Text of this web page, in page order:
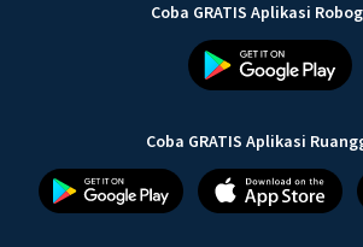
Coba GRATIS Aplikasi
Coba GRATIS Aplikasi